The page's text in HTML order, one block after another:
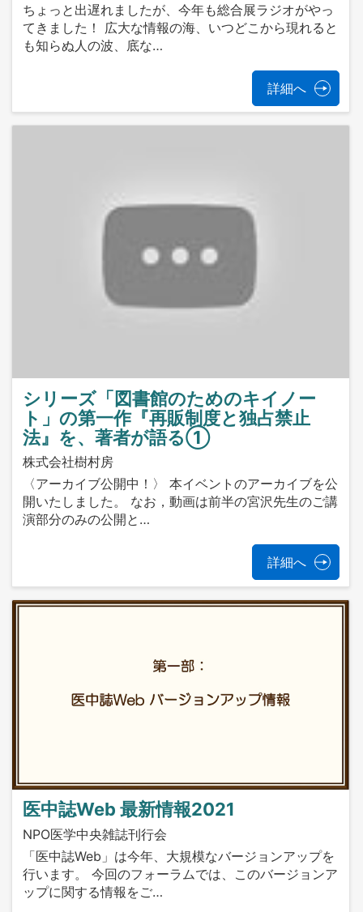
ちょっと出遅れましたが、今年も総合展ラジオがやっ
てきました！ 広大な情報の海、いつどこから現れると
も知らぬ人の波、底な…
詳細へ
シリーズ「図書館のためのキイノー
ト」の第一作『再販制度と独占禁止
法』を、著者が語る①
株式会社樹村房
〈アーカイブ公開中！〉 本イベントのアーカイブを公
開いたしました。 なお，動画は前半の宮沢先生のご講
演部分のみの公開と…
詳細へ
医中誌Web 最新情報2021
NPO医学中央雑誌刊行会
「医中誌Web」は今年、大規模なバージョンアップを
行います。 今回のフォーラムでは、このバージョンア
ップに関する情報をご…